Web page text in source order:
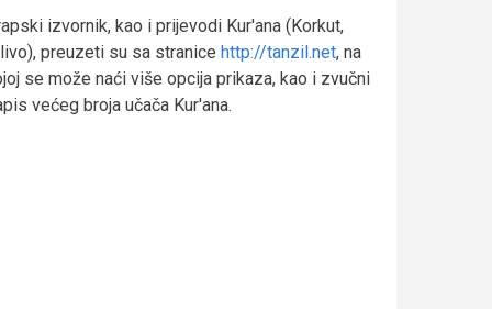
izvornik, kao i prijevodi Kur'ana (Korkut,
preuzeti su sa stranice http://tanzil.net, na
se može naći više opcija prikaza, kao i zvučni
većeg broja učača Kur'ana.